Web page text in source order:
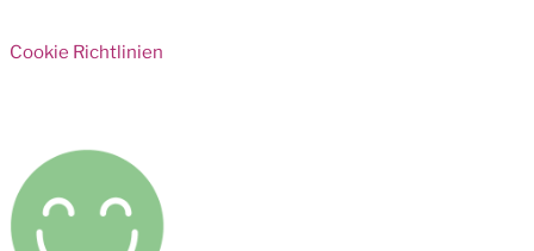
Cookie Richtlinien